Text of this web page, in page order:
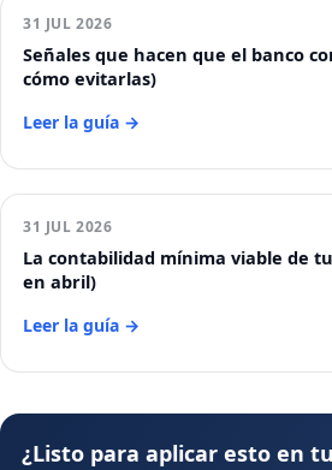
31 JUL 2026
Señales que hacen que el banco
cómo evitarlas)
Leer la guía →
31 JUL 2026
La contabilidad mínima viable de
en abril)
Leer la guía →
¿Listo para aplicar esto en